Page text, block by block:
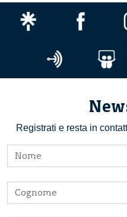
Registrati e resta in